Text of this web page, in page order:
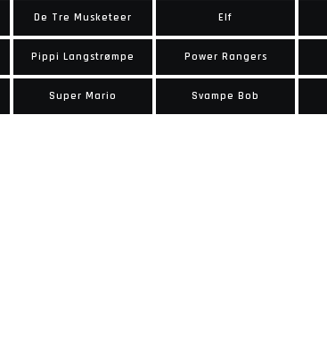
De Tre Musketeer Elf
Pippi Langstrømpe Power Rangers
Super Mario Svampe Bob